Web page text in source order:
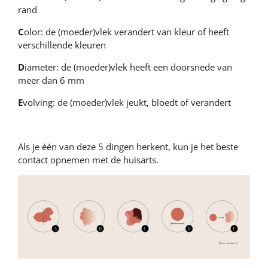
rand
Color: de (moeder)vlek verandert van kleur of heeft
verschillende kleuren
Diameter: de (moeder)vlek heeft een doorsnede van
meer dan 6 mm
Evolving: de (moeder)vlek jeukt, bloedt of verandert
Als je één van deze 5 dingen herkent, kun je het beste
contact opnemen met de huisarts.